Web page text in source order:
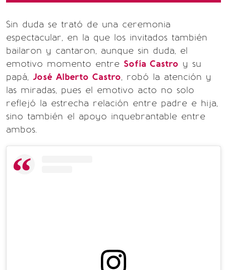
Sin duda se trató de una ceremonia
espectacular, en la que los invitados también
bailaron y cantaron, aunque sin duda, el
emotivo momento entre Sofía Castro y su
papá, José Alberto Castro, robó la atención y
las miradas, pues el emotivo acto no solo
reflejó la estrecha relación entre padre e hija,
sino también el apoyo inquebrantable entre
ambos.